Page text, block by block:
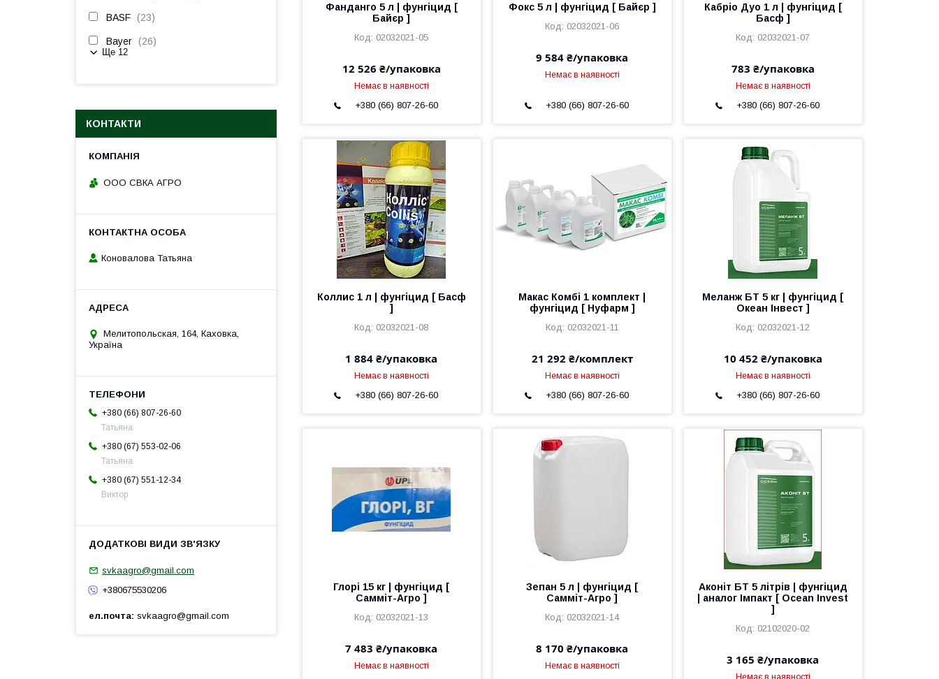
Фанданго 5 л | фунгіцид [
Байєр ]
02032021-05
12 526 ₴/упаковка
Немає в наявності
+380 (66) 807-26-60
Фокс 5 л | фунгіцид [ Байєр ]
02032021-06
9 584 ₴/упаковка
Немає в наявності
+380 (66) 807-26-60
Кабріо Дуо 1 л | фунгіцид [
Басф ]
02032021-07
783 ₴/упаковка
Немає в наявності
+380 (66) 807-26-60
Коллис 1 л | фунгіцид [ Басф
]
02032021-08
1 884 ₴/упаковка
Немає в наявності
+380 (66) 807-26-60
Макас Комбі 1 комплект |
фунгіцид [ Нуфарм ]
02032021-11
21 292 ₴/комплект
Немає в наявності
+380 (66) 807-26-60
Меланж БТ 5 кг | фунгіцид [
Океан Інвест ]
02032021-12
10 452 ₴/упаковка
Немає в наявності
+380 (66) 807-26-60
Глорі 15 кг | фунгіцид [
Самміт-Агро ]
02032021-13
7 483 ₴/упаковка
Немає в наявності
Зепан 5 л | фунгіцид [
Самміт-Агро ]
02032021-14
8 170 ₴/упаковка
Немає в наявності
Аконіт БТ 5 літрів | фунгіцид
| аналог Імпакт [ Ocean Invest
]
02102020-02
3 165 ₴/упаковка
Немає в наявності
BASF 23
Bayer 26
Ще 12
КОНТАКТИ
ООО СВКА АГРО
Коновалова Татьяна
Мелитопольская, 164, Каховка,
Україна
+380 (66) 807-26-60
Татьяна
+380 (67) 553-02-06
Татьяна
+380 (67) 551-12-34
Виктор
svkaagro@gmail.com
+380675530206
ел.почта svkaagro@gmail.com